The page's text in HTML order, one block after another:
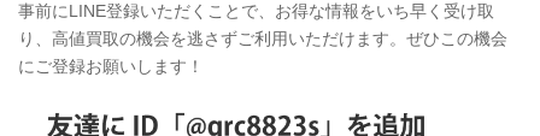
事前にLINE登録いただくことで、お得な情報をいち早く受け取
り、高値買取の機会を逃さずご利用いただけます。ぜひこの機会
にご登録お願いします！